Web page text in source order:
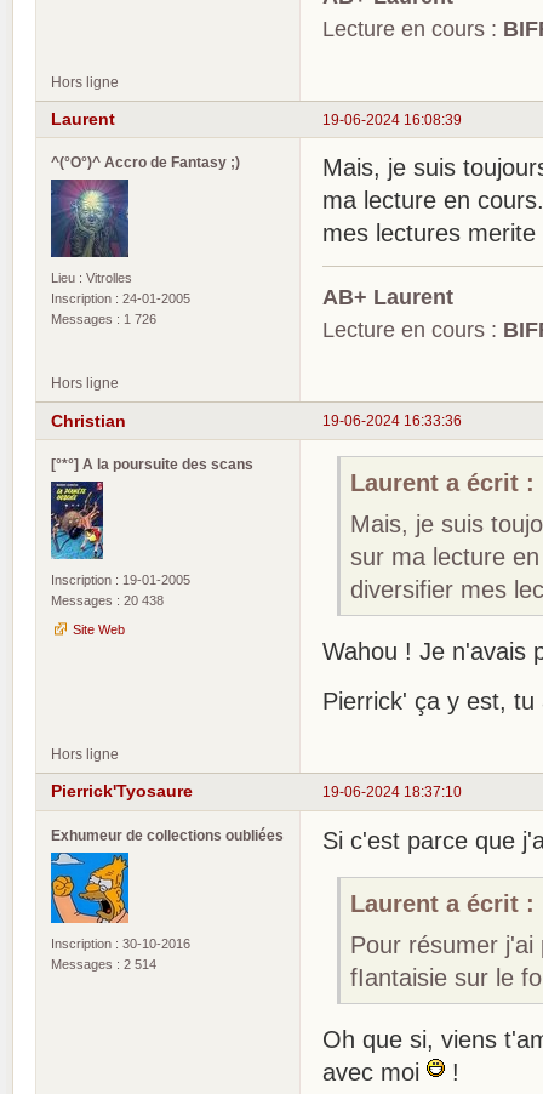
Lecture en cours :
Hors ligne
19-06-2024 16:08:39
Laurent
^(°O°)^ Accro de Fantasy ;)
Lieu : Vitrolles
Inscription : 24-01-2005
Messages : 1 726
Mais, je suis
ma lecture en
mes lectures
AB+ Laurent
Lecture en cours :
Hors ligne
19-06-2024 16:33:36
Christian
[°*°] A la poursuite des scans
Inscription : 19-01-2005
Messages : 20 438
Site Web
Laurent a écrit :
Mais, je suis
sur ma lecture
diversifier mes
Wahou ! Je n'avais
Pierrick' ça y est,
Hors ligne
19-06-2024 18:37:10
Pierrick'Tyosaure
Exhumeur de collections oubliées
Inscription : 30-10-2016
Messages : 2 514
Si c'est parce que
Laurent a écrit :
Pour résumer j'ai
fIantaisie sur le
Oh que si, viens
avec moi
!